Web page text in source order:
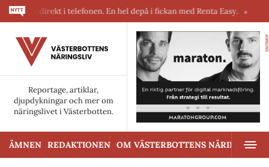
direkt i telefonen. En hel depå i fickan med Renta Easy.
Reportage, artiklar,
djupdykningar och mer om
näringslivet i Västerbotten.
ANNONS
ÄMNEN REDAKTIONEN OM VÄSTERBOTTENS NÄRINGSLIV